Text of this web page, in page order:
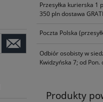
Przesyłka kurierska 1
350 pln dostawa
Poczta Polska
Odbiór osobisty w
Kwidzyńska 7; od
Produkty